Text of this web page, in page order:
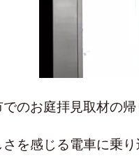
のお庭拝見取材の帰
さを感じる電車に乗